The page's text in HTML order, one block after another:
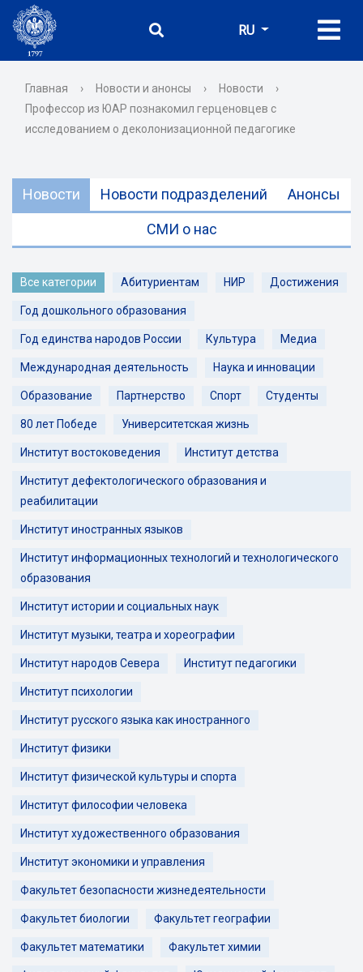
RU
Главная › Новости и анонсы › Новости
›
Профессор из ЮАР познакомил герценовцев с
исследованием о деколонизационной педагогике
Новости Новости подразделений Анонсы
СМИ о нас
Все категории Абитуриентам НИР Достижения
Год дошкольного образования
Год единства народов России Культура Медиа
Международная деятельность Наука и инновации
Образование Партнерство Спорт Студенты
80 лет Победе Университетская жизнь
Институт востоковедения Институт детства
Институт дефектологического образования и
реабилитации
Институт иностранных языков
Институт информационных технологий и технологического
образования
Институт истории и социальных наук
Институт музыки, театра и хореографии
Институт народов Севера Институт педагогики
Институт психологии
Институт русского языка как иностранного
Институт физики
Институт физической культуры и спорта
Институт философии человека
Институт художественного образования
Институт экономики и управления
Факультет безопасности жизнедеятельности
Факультет биологии Факультет географии
Факультет математики Факультет химии